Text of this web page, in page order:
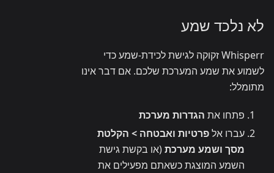
לא נלכד שמע
Whisperr זקוקה לגישת לכידת-שמע כדי
לשמוע את שמע המערכת שלכם. אם דבר אינו
מתומלל:
פתחו את הגדרות מערכת
עברו אלפרטיות ואבטחה > הקלטת
מסך ושמע מערכת(או בקשת גישת
השמע המוצגת כשאתם מפעילים את